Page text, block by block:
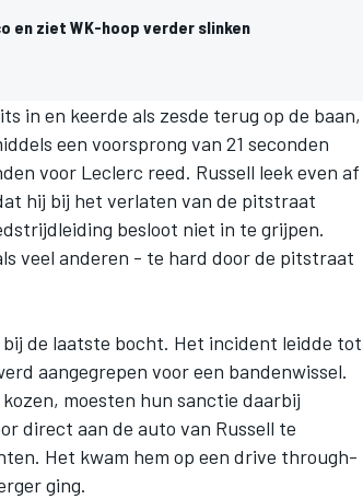
en ziet WK-hoop verder slinken
in en keerde als zesde terug op de baan,
een voorsprong van 21 seconden
voor Leclerc reed. Russell leek even af
hij bij het verlaten van de pitstraat
besloot niet in te grijpen.
veel anderen - te hard door de pitstraat
bij de laatste bocht. Het incident leidde tot
aangegrepen voor een bandenwissel.
moesten hun sanctie daarbij
direct aan de auto van Russell te
Het kwam hem op een drive through-
ging.